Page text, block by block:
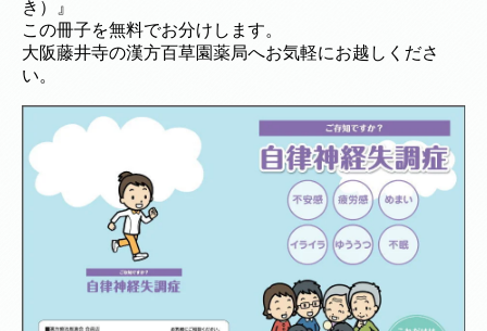
き）』
この冊子を無料でお分けします。
大阪藤井寺の漢方百草園薬局へお気軽にお越しくださ
い。